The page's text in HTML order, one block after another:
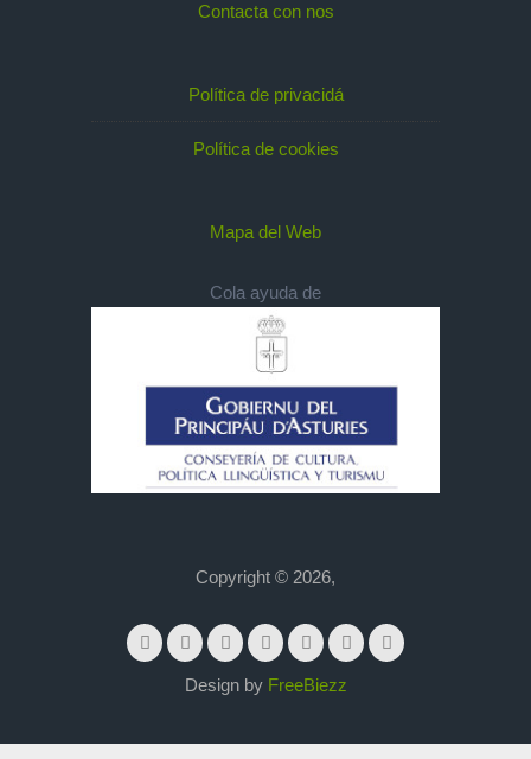
Contacta con nos
Política de privacidá
Política de cookies
Mapa del Web
Cola ayuda de
Copyright © 2026,
Design by FreeBiezz